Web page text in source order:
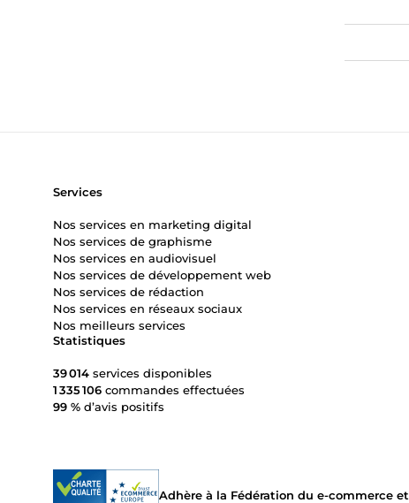
Statistiques
39 014 services disponibles
1 335 106 commandes effectuées
99 % d’avis positifs
Services
Nos services en marketing digital
Nos services de graphisme
Nos services en audiovisuel
Nos services de développement web
Nos services de rédaction
Nos services en réseaux sociaux
Nos meilleurs services
Adhère à la Fédération du e-commerce